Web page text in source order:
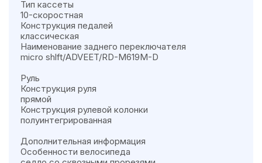
Тип кассеты
10-скоростная
Конструкция педалей
классическая
Наименование заднего переключателя
micro shlft/ADVEET/RD-M619M-D
Руль
Конструкция руля
прямой
Конструкция рулевой колонки
полуинтегрированная
Дополнительная информация
Особенности велосипеда